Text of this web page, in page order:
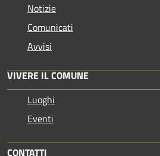
Notizie
Comunicati
Avvisi
VIVERE IL COMUNE
Luoghi
Eventi
CONTATTI